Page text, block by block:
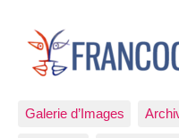
Galerie d’Images